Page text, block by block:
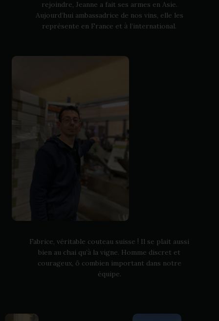
rejoindre, Jeanne a fait ses armes en Asie.
Aujourd’hui ambassadrice de nos vins, elle les
représente en France et à l’international.
Fabrice, véritable couteau suisse ! Il se plait aussi
bien au chai qu’à la vigne. Homme discret et
courageux, ô combien important dans notre
équipe.